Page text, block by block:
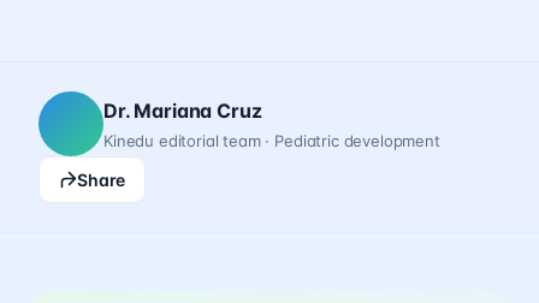
Dr. Mariana Cruz
Kinedu editorial team · Pediatric development
Share